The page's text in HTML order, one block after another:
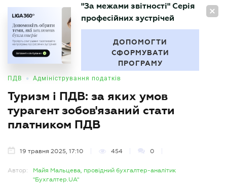
UA
БУХГАЛТЕР
"За межами звітності" Серія
професійних зустрічей
ДОПОМОГТИ
СФОРМУВАТИ
ПРОГРАМУ
ПДВ • Адміністрування податків
Туризм і ПДВ: за яких умов
турагент зобов'язаний стати
платником ПДВ
19 травня 2025, 17:10 454 0
Автор:
Майя Мальцева, провідний бухгалтер-аналітик
"Бухгалтер.UA"